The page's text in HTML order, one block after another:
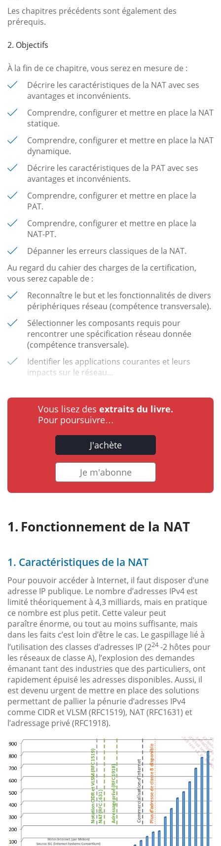
Les chapitres précédents sont également des
prérequis.
2. Objectifs
À la fin de ce chapitre, vous serez en mesure de :
Décrire les caractéristiques de la NAT avec ses
avantages et inconvénients.
Comprendre, configurer et mettre en place la NAT
statique.
Comprendre, configurer et mettre en place la NAT
dynamique.
Décrire les caractéristiques de la PAT avec ses
avantages et inconvénients.
Comprendre, configurer et mettre en place la
PAT.
Comprendre, configurer et mettre en place la
NAT-PT.
Dépanner les erreurs classiques de la NAT.
Au regard du cahier des charges de la certification,
vous serez capable de :
Reconnaître le but et les fonctionnalités de divers
périphériques réseau (compétence transversale).
Sélectionner les composants requis pour
rencontrer une spécification réseau donnée
(compétence transversale).
Identifier les applications courantes et leurs
impacts sur le réseau...
Vous lisez des extraits du livre.
Pour poursuivre…
J'achète
Je m'abonne
Fonctionnement de la NAT
1. Caractéristiques de la NAT
Pour pouvoir accéder à Internet, il faut disposer d’une
adresse IP publique. Le nombre d’adresses IPv4 est
limité théoriquement à 4,3 milliards, mais en pratique
ce nombre est plus petit. Cette valeur peut
paraître énorme, ou tout au moins suffisante, mais
dans les faits c’est loin d’être le cas. Le gaspillage lié à
l’utilisation des classes d’adresses IP (224-2 hôtes pour
les réseaux de classe A), l’explosion des demandes
émanant tant des industries que des particuliers, ont
rapidement épuisé les adresses disponibles. Aussi, il
est devenu urgent de mettre en place des solutions
permettant de pallier la pénurie d’adresses IPv4
comme CIDR et VLSM (RFC1519), NAT (RFC1631) et
l’adressage privé (RFC1918).